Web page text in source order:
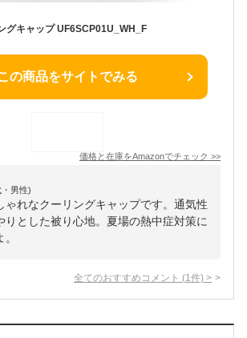
グキャップ UF6SCP01U_WH_F
の商品をサイトでみる
価格と在庫をAmazonでチェック >>
男性)
ゃれなクーリングキャップです。通気性
りとした被り心地。夏場の熱中症対策に
全てのおすすめコメント (1 件) >